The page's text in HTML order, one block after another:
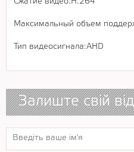
Максимальный объем
Тип видеосигнала:AHD
Залиште свій